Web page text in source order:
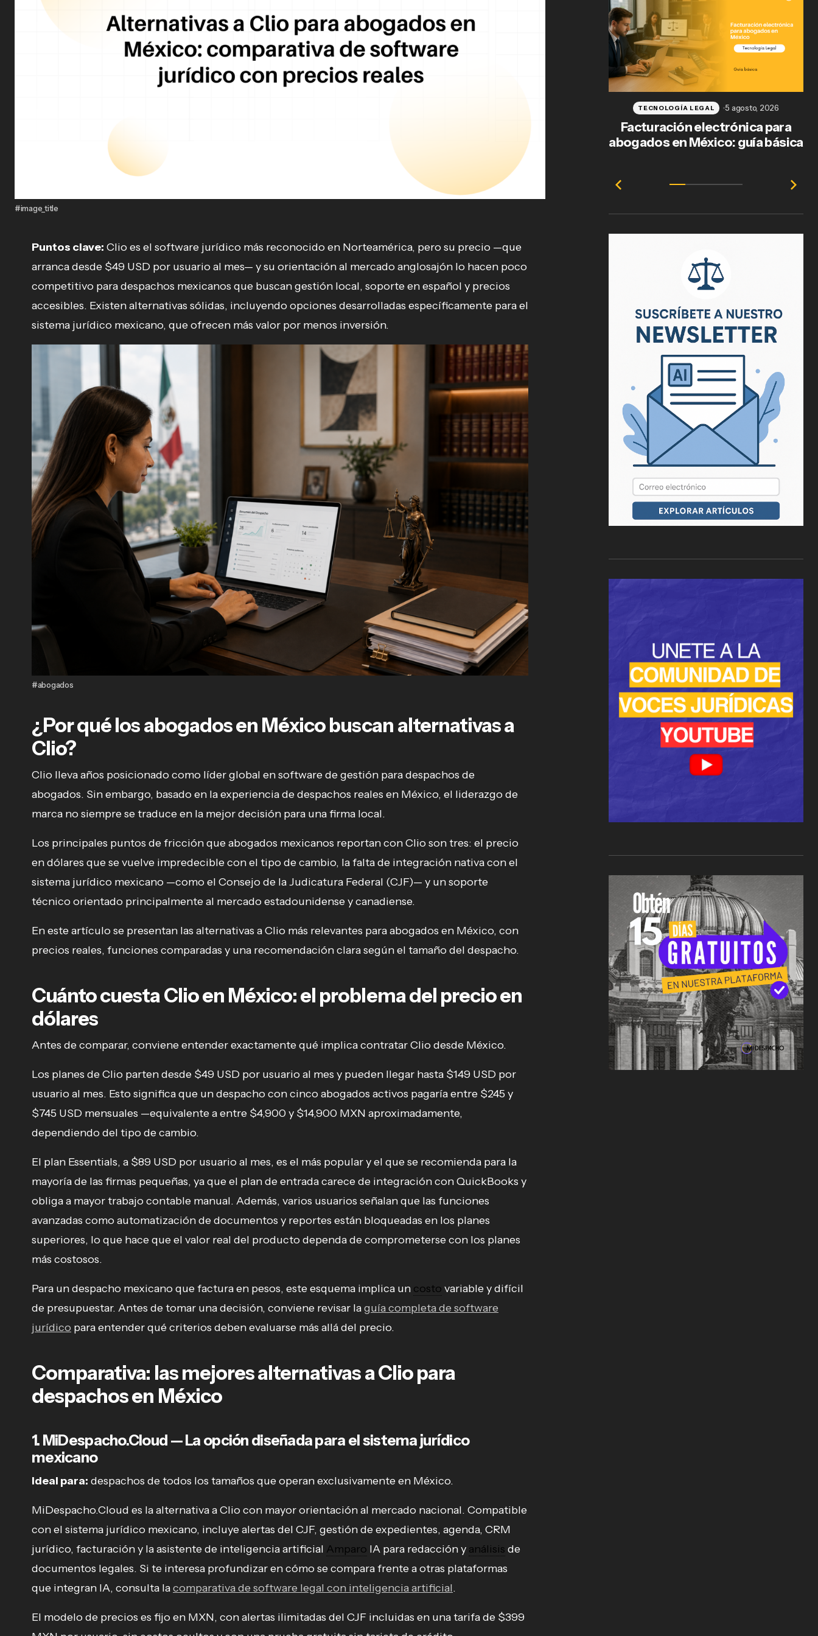
#image_title
Puntos clave: Clio es el software jurídico más reconocido en Norteamérica, pero su precio —que
arranca desde $49 USD por usuario al mes— y su orientación al mercado anglosajón lo hacen poco
competitivo para despachos mexicanos que buscan gestión local, soporte en español y precios
accesibles. Existen alternativas sólidas, incluyendo opciones desarrolladas específicamente para el
sistema jurídico mexicano, que ofrecen más valor por menos inversión.
#abogados
¿Por qué los abogados en México buscan alternativas a
Clio?
Clio lleva años posicionado como líder global en software de gestión para despachos de
abogados. Sin embargo, basado en la experiencia de despachos reales en México, el liderazgo de
marca no siempre se traduce en la mejor decisión para una firma local.
Los principales puntos de fricción que abogados mexicanos reportan con Clio son tres: el precio
en dólares que se vuelve impredecible con el tipo de cambio, la falta de integración nativa con el
sistema jurídico mexicano —como el Consejo de la Judicatura Federal (CJF)— y un soporte
técnico orientado principalmente al mercado estadounidense y canadiense.
En este artículo se presentan las alternativas a Clio más relevantes para abogados en México, con
precios reales, funciones comparadas y una recomendación clara según el tamaño del despacho.
Cuánto cuesta Clio en México: el problema del precio en
dólares
Antes de comparar, conviene entender exactamente qué implica contratar Clio desde México.
Los planes de Clio parten desde $49 USD por usuario al mes y pueden llegar hasta $149 USD por
usuario al mes. Esto significa que un despacho con cinco abogados activos pagaría entre $245 y
$745 USD mensuales —equivalente a entre $4,900 y $14,900 MXN aproximadamente,
dependiendo del tipo de cambio.
El plan Essentials, a $89 USD por usuario al mes, es el más popular y el que se recomienda para la
mayoría de las firmas pequeñas, ya que el plan de entrada carece de integración con QuickBooks y
obliga a mayor trabajo contable manual. Además, varios usuarios señalan que las funciones
avanzadas como automatización de documentos y reportes están bloqueadas en los planes
superiores, lo que hace que el valor real del producto dependa de comprometerse con los planes
más costosos.
Para un despacho mexicano que factura en pesos, este esquema implica un costo variable y difícil
de presupuestar. Antes de tomar una decisión, conviene revisar laguía completa de software
jurídico para entender qué criterios deben evaluarse más allá del precio.
Comparativa: las mejores alternativas a Clio para
despachos en México
1. MiDespacho.Cloud — La opción diseñada para el sistema jurídico
mexicano
Ideal para: despachos de todos los tamaños que operan exclusivamente en México.
MiDespacho.Cloud es la alternativa a Clio con mayor orientación al mercado nacional. Compatible
con el sistema jurídico mexicano, incluye alertas del CJF, gestión de expedientes, agenda, CRM
jurídico, facturación y la asistente de inteligencia artificial Amparo IA para redacción y análisis de
documentos legales. Si te interesa profundizar en cómo se compara frente a otras plataformas
que integran IA, consulta lacomparativa de software legal con inteligencia artificial.
El modelo de precios es fijo en MXN, con alertas ilimitadas del CJF incluidas en una tarifa de $399
Facturación electrónica para
abogados en México: guía básica
TECNOLOGÍA LEGAL 5 agosto, 2026